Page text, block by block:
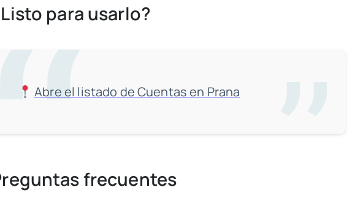
para usarlo?
Abre el listado de Cuentas en Prana
frecuentes